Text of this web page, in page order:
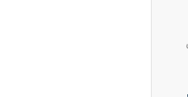
سی‌سی